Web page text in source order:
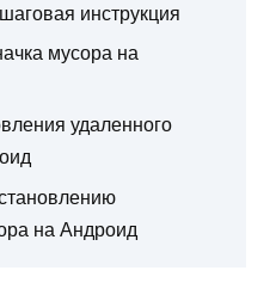
инструкция
мусора на
удаленного
на Андроид